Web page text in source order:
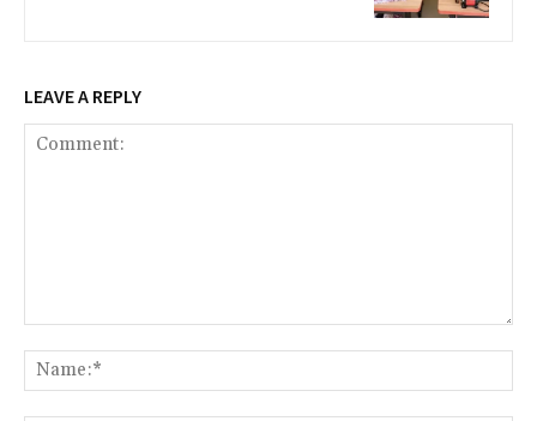
LEAVE A REPLY